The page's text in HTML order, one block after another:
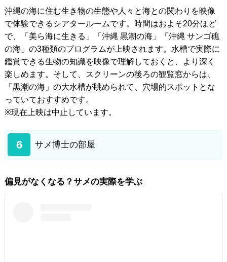
沖縄の海に住む生き物の生態や人々と海との関わりを映像
で体験できるシアタールームです。時間はおよそ20分ほど
で、「美ら海に生きる」「沖縄 黒潮の海」「沖縄 サンゴ礁
の海」の3種類のプログラムが上映されます。水槽で実際に
鑑賞できる生物の知識を映像で理解しておくと、より深く
楽しめます。そして、スクリーンの後ろの観覧窓からは、
「黒潮の海」の大水槽が眺められて、穴場的スポットとな
っていておすすめです。
※現在上映は中止しています。
6 サメ博士の部屋
偏見がなくなる？サメの実際を学ぶ